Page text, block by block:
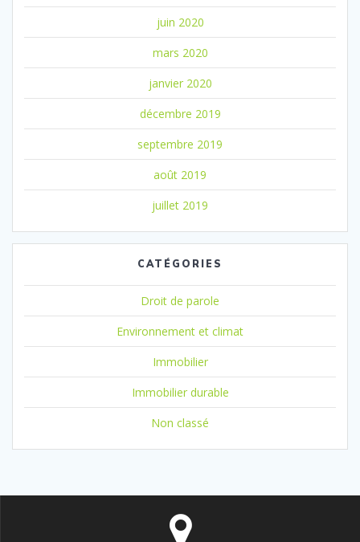
juin 2020
mars 2020
janvier 2020
décembre 2019
septembre 2019
août 2019
juillet 2019
CATÉGORIES
Droit de parole
Environnement et climat
Immobilier
Immobilier durable
Non classé